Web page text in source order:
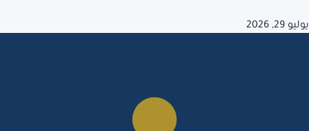
يوليو 29, 2026